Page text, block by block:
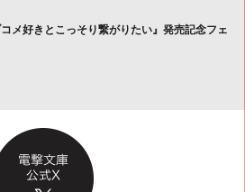
コメ好きとこっそり繋がりたい』発売記念フェ